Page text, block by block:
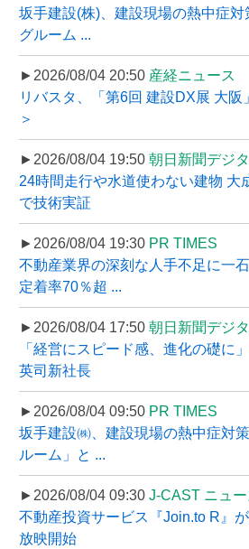
坂手建設(株)、建設現場の熱中症
グルーム ...
►2026/08/04 20:50 産経ニュース
リバスタ、「第6回 建設DX展 大
＞
►2026/08/04 19:50 朝日新聞デジ
24時間走行や水道使わない建物 大
で技術実証
►2026/08/04 19:30 PR TIMES
不動産業界の深刻な人手不足に一
定着率70％超 ...
►2026/08/04 17:50 朝日新聞デジ
「経営にスピード感、進化の礎に
英司新社長
►2026/08/04 09:50 PR TIMES
坂手建設㈱、建設現場の熱中症対
ルーム」と ...
►2026/08/04 09:30 J-CAST ニュー
不動産投資サービス『Join.to R』
放映開始